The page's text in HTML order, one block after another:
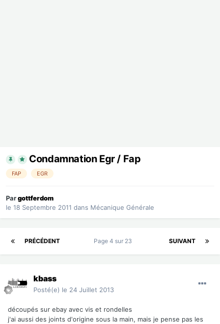
Condamnation Egr / Fap
FAP EGR
Pargottferdom
le 18 Septembre 2011 dans Mécanique Générale
PRÉCÉDENT SUIVANT
Page 4 sur 23
kbass
Posté(e) le 24 Juillet 2013
découpés sur ebay avec vis et rondelles
j'ai aussi des joints d'origine sous la main, mais je pense pas les